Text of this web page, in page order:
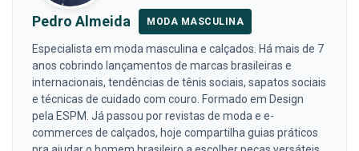
Pedro Almeida MODA MASCULINA
Especialista em moda masculina e calçados. Há mais de 7
anos cobrindo lançamentos de marcas brasileiras e
internacionais, tendências de tênis sociais, sapatos sociais
e técnicas de cuidado com couro. Formado em Design
pela ESPM. Já passou por revistas de moda e e-
commerces de calçados, hoje compartilha guias práticos